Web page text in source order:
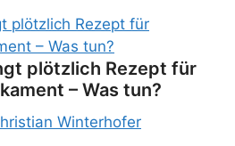
plötzlich Rezept für
– Was tun?
Winterhofer